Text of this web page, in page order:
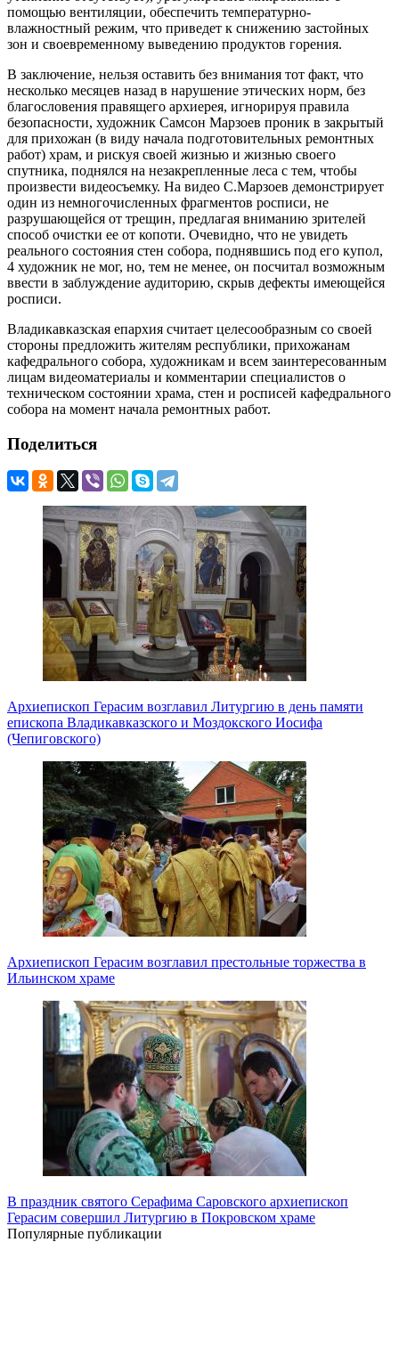
помощью вентиляции, обеспечить температурно-
влажностный режим, что приведет к снижению застойных
зон и своевременному выведению продуктов горения.
В заключение, нельзя оставить без внимания тот факт, что
несколько месяцев назад в нарушение этических норм, без
благословения правящего архиерея, игнорируя правила
безопасности, художник Самсон Марзоев проник в закрытый
для прихожан (в виду начала подготовительных ремонтных
работ) храм, и рискуя своей жизнью и жизнью своего
спутника, поднялся на незакрепленные леса с тем, чтобы
произвести видеосъемку. На видео С.Марзоев демонстрирует
один из немногочисленных фрагментов росписи, не
разрушающейся от трещин, предлагая вниманию зрителей
способ очистки ее от копоти. Очевидно, что не увидеть
реального состояния стен собора, поднявшись под его купол,
4 художник не мог, но, тем не менее, он посчитал возможным
ввести в заблуждение аудиторию, скрыв дефекты имеющейся
росписи.
Владикавказская епархия считает целесообразным со своей
стороны предложить жителям республики, прихожанам
кафедрального собора, художникам и всем заинтересованным
лицам видеоматериалы и комментарии специалистов о
техническом состоянии храма, стен и росписей кафедрального
собора на момент начала ремонтных работ.
Поделиться
Архиепископ Герасим возглавил Литургию в день памяти
епископа Владикавказского и Моздокского Иосифа
(Чепиговского)
Архиепископ Герасим возглавил престольные торжества в
Ильинском храме
В праздник святого Серафима Саровского архиепископ
Герасим совершил Литургию в Покровском храме
Популярные публикации